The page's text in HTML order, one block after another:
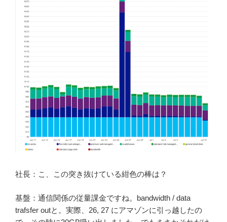
社長：こ、この突き抜けている紺色の棒は？
基盤：通信関係の従量課金ですね。bandwidth / data
trafsfer outと。実際、26, 27 にアマゾンに引っ越したの